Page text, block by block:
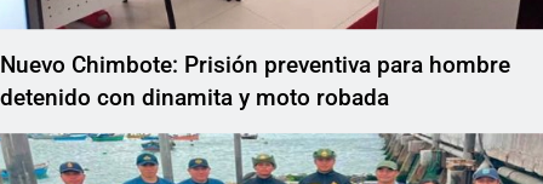
Nuevo Chimbote: Prisión preventiva para hombre
detenido con dinamita y moto robada